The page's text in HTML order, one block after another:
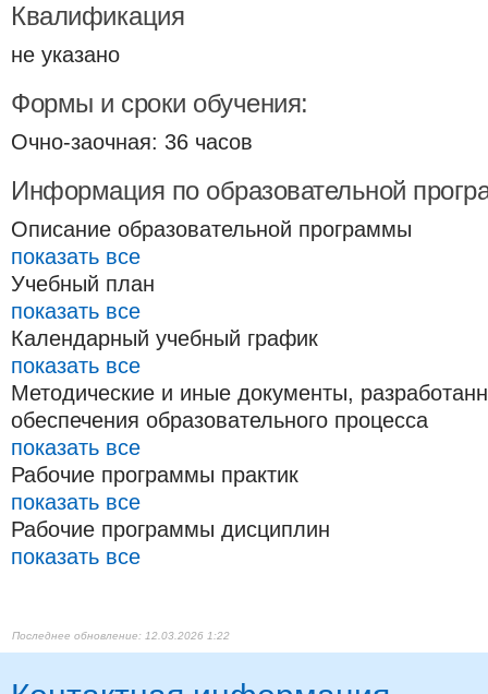
Квалификация
не указано
Формы и сроки обучения:
Очно-заочная: 36 часов
Информация по образовательной
Описание образовательной программы
показать все
Учебный план
показать все
Календарный учебный график
показать все
Методические и иные документы,
обеспечения образовательного процесса
показать все
Рабочие программы практик
показать все
Рабочие программы дисциплин
показать все
12.03.2026 1:22